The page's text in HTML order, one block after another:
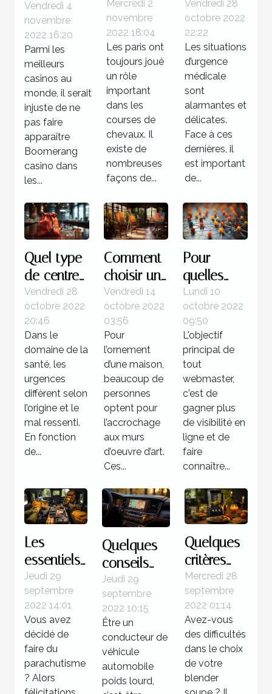
devez
savoir sur
Boomerang
casino
Vendredi 4
novembre
2022 16:20
Parmi les
meilleurs
casinos au
monde, il serait
injuste de ne
pas faire
apparaître
Boomerang
casino dans
les...
courses
hippiques
Mercredi 2
novembre
2022 18:04
Les paris ont
toujours joué
un rôle
important
dans les
courses de
chevaux. Il
existe de
nombreuses
façons de...
étapes à
suivre face
à une
situation
d’urgence
médicale
?
Vendredi 28
octobre 2022
22:22
Les situations
d’urgence
médicale
sont
alarmantes et
délicates.
Face à ces
dernières, il
est important
de...
Quel type
de centre
pour une
urgence
médicale ?
Vendredi 28
octobre 2022
20:46
Dans le
domaine de la
santé, les
urgences
diffèrent selon
l’origine et le
mal ressenti.
En fonction
de...
Comment
choisir un
tableau
d’art ?
Vendredi 14
octobre 2022
03:56
Pour
l’ornement
d’une maison,
beaucoup de
personnes
optent pour
l’accrochage
aux murs
d’oeuvre d’art.
Ces...
Pour
quelles
raisons
utiliser la
méthode
de
netlinking
?
Lundi 10
octobre 2022
09:50
L'objectif
principal de
tout
webmaster,
c'est de
gagner plus
de visibilité en
ligne et de
faire
connaître...
Les
essentiels
à savoir
du saut en
parachute
Jeudi 29
septembre
2022 14:01
Vous avez
décidé de
faire du
parachutisme
? Alors
Quelques
conseils
pour bien
faire le
choix d’un
GPS pour
un poids
lourds
Jeudi 29
septembre
2022 10:15
Être un
conducteur de
véhicule
automobile
poids lourd,
Quelques
critères
pour un
meilleur
choix de
blender
soupe
Mercredi 28
septembre
2022 01:14
Avez-vous
des difficultés
dans le choix
de votre
blender